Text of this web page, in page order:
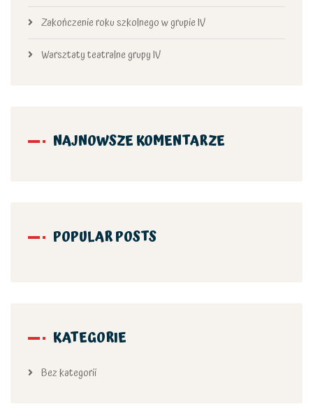
Zakończenie roku szkolnego w grupie IV
Warsztaty teatralne grupy IV
NAJNOWSZE KOMENTARZE
POPULAR POSTS
KATEGORIE
Bez kategorii